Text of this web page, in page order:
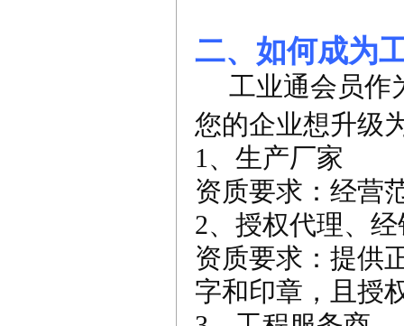
二、如何成为
工业通会员作
您的企业想升级
1、生产厂家
资质要求：经营
2、授权代理、
资质要求：提供
字和印章，且授